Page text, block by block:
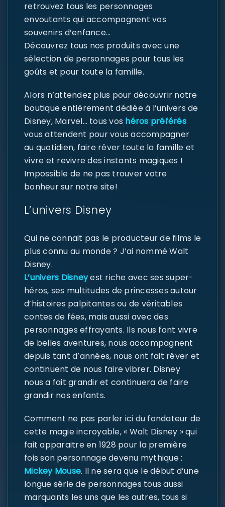
retrouvez tous les personnages
envoutants qui accompagnent vos
souvenirs d’enfance…
Découvrez tous nos produits avec une
sélection de personnages pour tous les
goûts et pour toute la famille.
Alors n’attendez plus pour découvrir notre
boutique entièrement dédiée à l’univers de
Disney, Marvel… tous vos héros préférés
vous attendent pour vous accompagner
au quotidien, faire rêver toute la famille et
vivre et revivre des instants magiques !
Impossible de ne pas trouver votre
bonheur sur notre site!
L’univers Disney
Qui ne connait pas le producteur de films le
plus connu au monde ? J’ai nommé Walt
Disney.
L’univers Disneyest riche avec ses super-
héros, ses multitudes de princesses autour
d’histoires palpitantes ou de véritables
contes de fées, mais aussi avec des
personnages effrayants. Ils nous font vivre
de belles aventures, nous accompagnent
depuis tant d’années, nous ont fait rêver et
continuent de nous faire vibrer. Disney
nous a fait grandir et continuera de faire
grandir nos enfants.
Comment ne pas parler ici du fondateur de
cette magie incroyable, « Walt Disney » qui
fait apparaitre en 1928 pour la première
fois son personnage devenu mythique :
Mickey Mouse. Il ne sera que le début d’une
longue série de personnages tous aussi
marquants les uns que les autres, tous si